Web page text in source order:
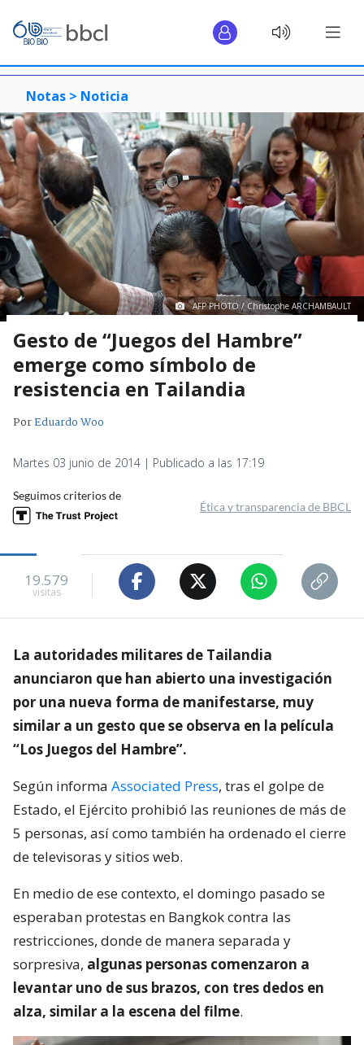
Notas > Noticia
AFP PHOTO / Christophe ARCHAMBAULT
Gesto de “Juegos del Hambre”
emerge como símbolo de
resistencia en Tailandia
PorEduardo Woo
Martes 03 junio de 2014 | Publicado a las 17:19
Seguimos criterios de
Ética y transparencia de BBCL
19.579
visitas
La autoridades militares de Tailandia
anunciaron que han abierto una investigación
por una nueva forma de manifestarse, muy
similar a un gesto que se observa en la película
“Los Juegos del Hambre”.
Según informa Associated Press, tras el golpe de
Estado, el Ejército prohibió las reuniones de más de
5 personas, así como también ha ordenado el cierre
de televisoras y sitios web.
En medio de ese contexto, el domingo pasado se
esperaban protestas en Bangkok contra las
restricciones, donde de manera separada y
sorpresiva, algunas personas comenzaron a
levantar uno de sus brazos, con tres dedos en
alza, similar a la escena del filme.